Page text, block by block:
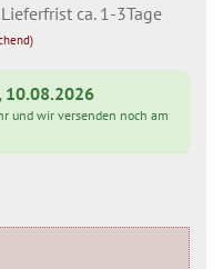
ca. 1-3Tage
10.08.2026
und wir versenden noch am